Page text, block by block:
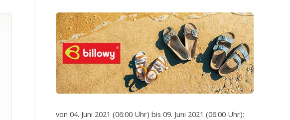
von 04. Juni 2021 (06:00 Uhr) bis 09. Juni 2021 (06:00 Uhr):